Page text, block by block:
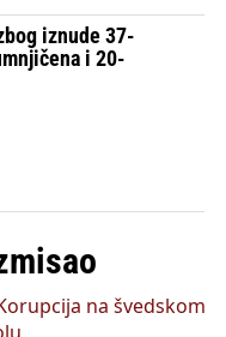
iznude 37-
i 20-